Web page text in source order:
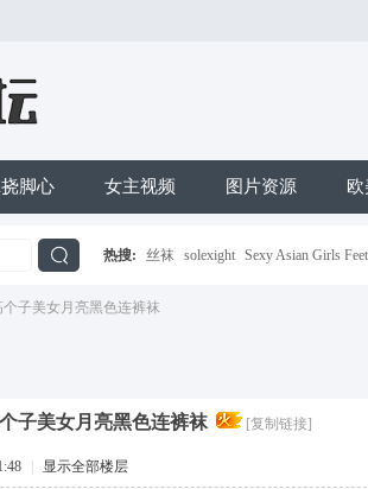
脚心 女主视频 图片资源
热搜: 丝袜 solexight Sexy Asian Girls Feet
个子美女月亮黑色连裤袜
子美女月亮黑色连裤袜 [复制链接]
显示全部楼层